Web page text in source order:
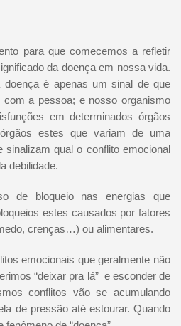
para que comecemos a refletir
da doença em nossa vida.
é apenas um sinal de que
a pessoa; e nosso organismo
em determinados órgãos
estes que variam de uma
qual o conflito emocional
debilidade.
de bloqueio nas energias que
estes causados por fatores
crenças…) ou alimentares.
emocionais que geralmente não
“deixar pra lá” e esconder de
conflitos vão se acumulando
de pressão até estourar. Quando